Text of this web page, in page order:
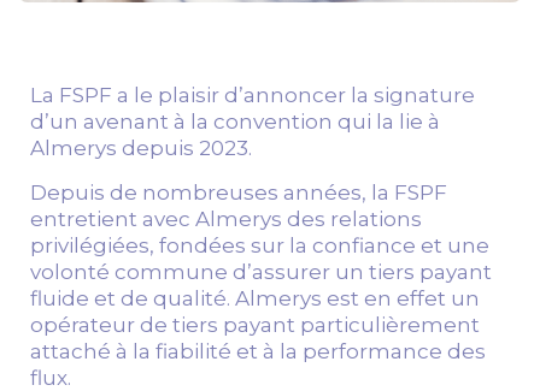
La FSPF a le plaisir d’annoncer la signature
d’un avenant à la convention qui la lie à
Almerys depuis 2023.
Depuis de nombreuses années, la FSPF
entretient avec Almerys des relations
privilégiées, fondées sur la confiance et une
volonté commune d’assurer un tiers payant
fluide et de qualité. Almerys est en effet un
opérateur de tiers payant particulièrement
attaché à la fiabilité et à la performance des
flux.